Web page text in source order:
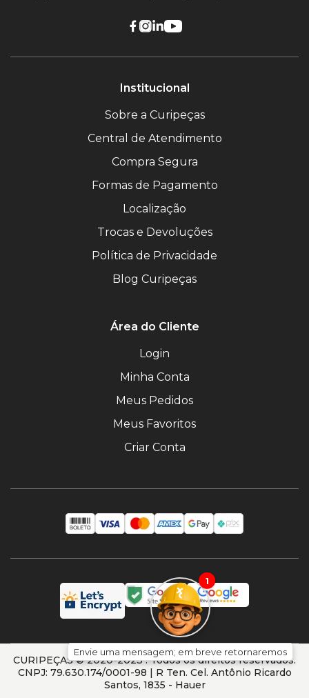
1
Envie uma mensagem; em breve retornaremos
Institucional
Sobre a Curipeças
Central de Atendimento
Compra Segura
Formas de Pagamento
Localização
Trocas e Devoluções
Política de Privacidade
Blog Curipeças
Área do Cliente
Login
Minha Conta
Meus Pedidos
Meus Favoritos
Criar Conta
CURIPEÇAS © 2020-2023 . Todos os direitos reservados.
CNPJ: 79.630.174/0001-98 | R Ten. Cel. Antônio Ricardo
Santos, 1835 - Hauer